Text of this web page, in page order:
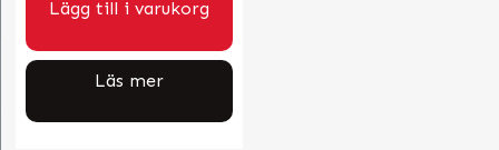
Lägg till i varukorg
Läs mer